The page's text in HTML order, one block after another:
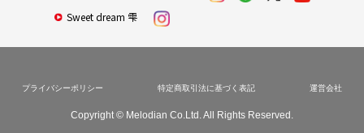
Sweet dream 雫
Copyright © Melodian Co.Ltd. All Rights Reserved.
プライバシーポリシー 特定商取引法に基づく表記 運営会社